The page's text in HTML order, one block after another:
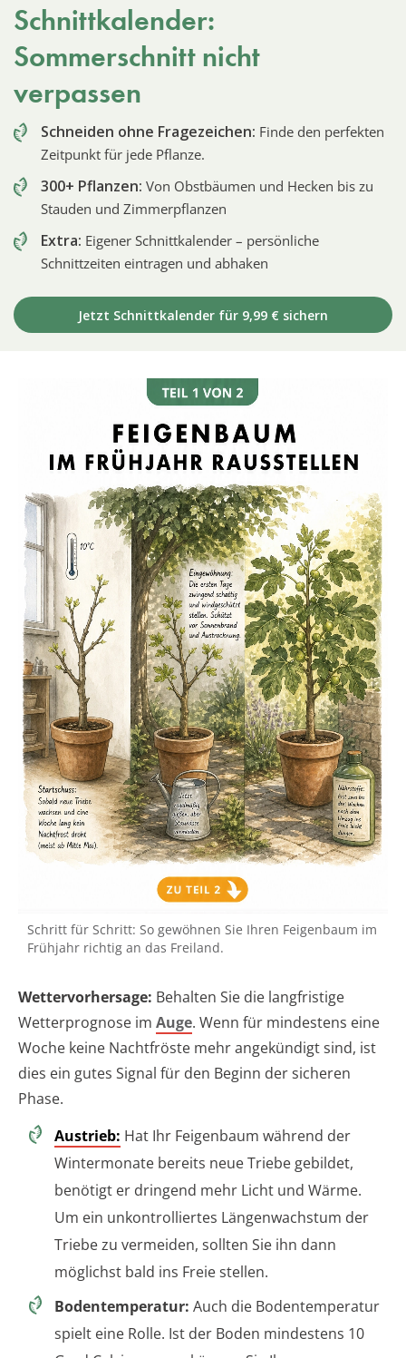
Schnittkalender:
Sommerschnitt nicht
verpassen
Schneiden ohne Fragezeichen: Finde den perfekten
Zeitpunkt für jede Pflanze.
300+ Pflanzen: Von Obstbäumen und Hecken bis zu
Stauden und Zimmerpflanzen
Extra: Eigener Schnittkalender – persönliche
Schnittzeiten eintragen und abhaken
Jetzt Schnittkalender für 9,99 € sichern
Schritt für Schritt: So gewöhnen Sie Ihren Feigenbaum im
Frühjahr richtig an das Freiland.
Wettervorhersage: Behalten Sie die langfristige
Wetterprognose im Auge. Wenn für mindestens eine
Woche keine Nachtfröste mehr angekündigt sind, ist
dies ein gutes Signal für den Beginn der sicheren
Phase.
Austrieb: Hat Ihr Feigenbaum während der
Wintermonate bereits neue Triebe gebildet,
benötigt er dringend mehr Licht und Wärme.
Um ein unkontrolliertes Längenwachstum der
Triebe zu vermeiden, sollten Sie ihn dann
möglichst bald ins Freie stellen.
Bodentemperatur: Auch die Bodentemperatur
spielt eine Rolle. Ist der Boden mindestens 10